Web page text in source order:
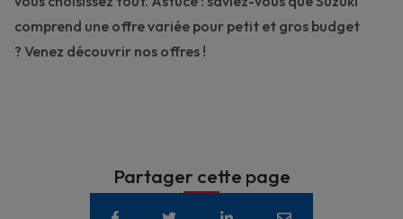
comprend une offre variée pour petit et gros budget
? Venez découvrir nos offres !
Partager cette page